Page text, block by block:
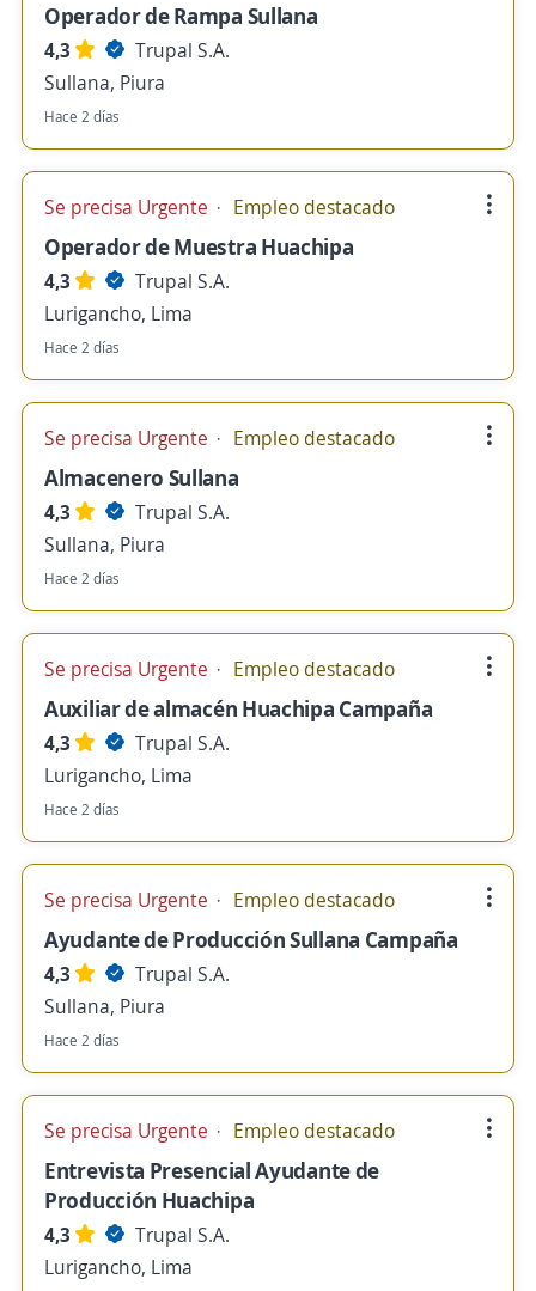
Operador de Rampa Sullana
4,3
Trupal S.A.
Sullana, Piura
Hace 2 días
Se precisa Urgente Empleo destacado
Operador de Muestra Huachipa
4,3
Trupal S.A.
Lurigancho, Lima
Hace 2 días
Se precisa Urgente Empleo destacado
Almacenero Sullana
4,3
Trupal S.A.
Sullana, Piura
Hace 2 días
Se precisa Urgente Empleo destacado
Auxiliar de almacén Huachipa Campaña
4,3
Trupal S.A.
Lurigancho, Lima
Hace 2 días
Se precisa Urgente Empleo destacado
Ayudante de Producción Sullana Campaña
4,3
Trupal S.A.
Sullana, Piura
Hace 2 días
Se precisa Urgente Empleo destacado
Entrevista Presencial Ayudante de
Producción Huachipa
4,3
Trupal S.A.
Lurigancho, Lima